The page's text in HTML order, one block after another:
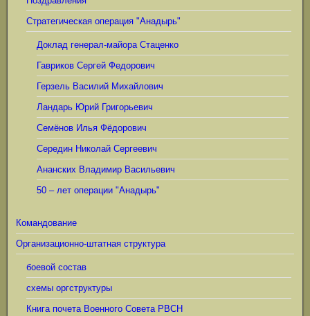
Стратегическая операция "Анадырь"
Доклад генерал-майора Стаценко
Гавриков Сергей Федорович
Герзель Василий Михайлович
Ландарь Юрий Григорьевич
Семёнов Илья Фёдорович
Середин Николай Сергеевич
Ананских Владимир Васильевич
50 – лет операции "Анадырь"
Командование
Организационно-штатная структура
боевой состав
схемы оргструктуры
Книга почета Военного Совета РВСН